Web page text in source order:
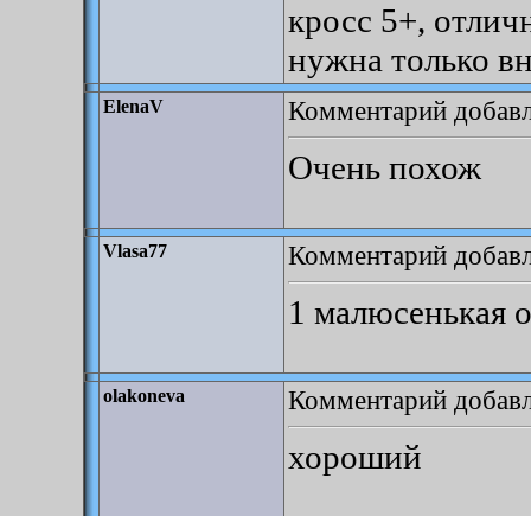
кросс 5+,
нужна только
ElenaV Комментарий
Очень похож
Vlasa77 Комментарий
1 малюсенькая
olakoneva Комментарий
хороший